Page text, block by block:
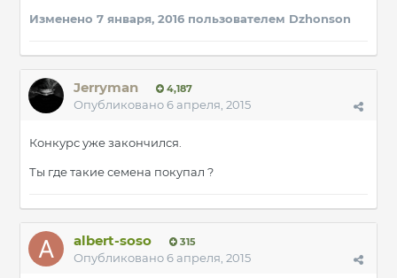
Изменено 7 января, 2016 пользователем Dzhonson
Jerryman 4,187
Опубликовано6 апреля, 2015
Конкурс уже закончился.
Ты где такие семена покупал ?
albert-soso 315
Опубликовано6 апреля, 2015